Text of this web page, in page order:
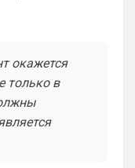
окажется
только в
ты
Что